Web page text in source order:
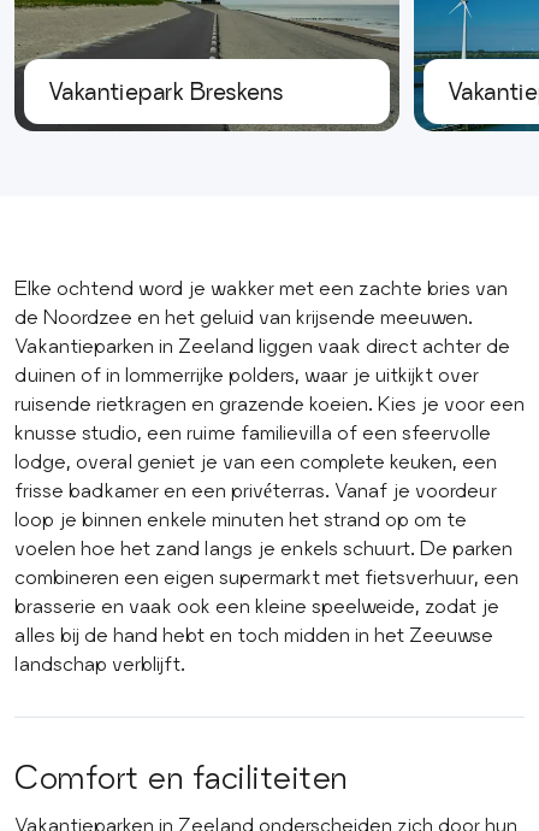
Vakantiepark Breskens
Elke ochtend word je wakker met een zachte bries van
de Noordzee en het geluid van krijsende meeuwen.
Vakantieparken in Zeeland liggen vaak direct achter de
duinen of in lommerrijke polders, waar je uitkijkt over
ruisende rietkragen en grazende koeien. Kies je voor een
knusse studio, een ruime familievilla of een sfeervolle
lodge, overal geniet je van een complete keuken, een
frisse badkamer en een privéterras. Vanaf je voordeur
loop je binnen enkele minuten het strand op om te
voelen hoe het zand langs je enkels schuurt. De parken
combineren een eigen supermarkt met fietsverhuur, een
brasserie en vaak ook een kleine speelweide, zodat je
alles bij de hand hebt en toch midden in het Zeeuwse
landschap verblijft.
Comfort en faciliteiten
Vakantieparken in Zeeland onderscheiden zich door hun